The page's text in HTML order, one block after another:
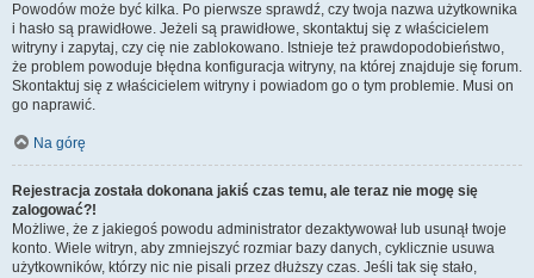
Powodów może być kilka. Po pierwsze sprawdź, czy twoja nazwa użytkownika
i hasło są prawidłowe. Jeżeli są prawidłowe, skontaktuj się z właścicielem
witryny i zapytaj, czy cię nie zablokowano. Istnieje też prawdopodobieństwo,
że problem powoduje błędna konfiguracja witryny, na której znajduje się forum.
Skontaktuj się z właścicielem witryny i powiadom go o tym problemie. Musi on
go naprawić.
Na górę
Rejestracja została dokonana jakiś czas temu, ale teraz nie mogę się
zalogować?!
Możliwe, że z jakiegoś powodu administrator dezaktywował lub usunął twoje
konto. Wiele witryn, aby zmniejszyć rozmiar bazy danych, cyklicznie usuwa
użytkowników, którzy nic nie pisali przez dłuższy czas. Jeśli tak się stało,